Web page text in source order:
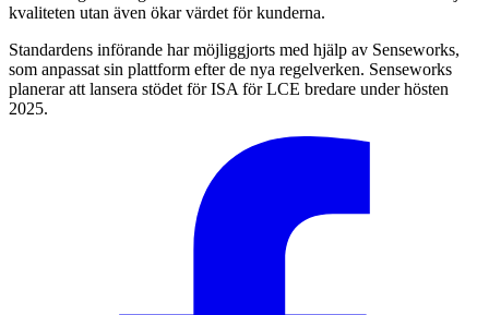
kvaliteten utan även ökar värdet för kunderna.
Standardens införande har möjliggjorts med hjälp av Senseworks,
som anpassat sin plattform efter de nya regelverken. Senseworks
planerar att lansera stödet för ISA för LCE bredare under hösten
2025.